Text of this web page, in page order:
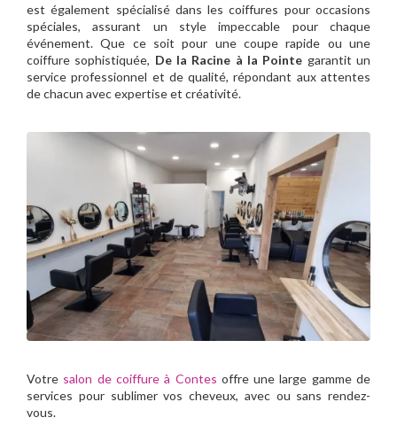
est également spécialisé dans les coiffures pour occasions
spéciales, assurant un style impeccable pour chaque
événement. Que ce soit pour une coupe rapide ou une
coiffure sophistiquée, De la Racine à la Pointe garantit un
service professionnel et de qualité, répondant aux attentes
de chacun avec expertise et créativité.
Votre salon de coiffure à Contes offre une large gamme de
services pour sublimer vos cheveux, avec ou sans rendez-
vous.